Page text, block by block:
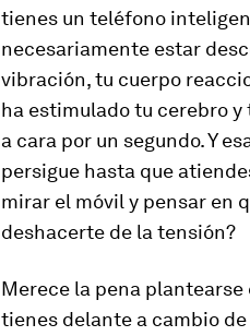
tienes un teléfono
necesariamente estar
vibración, tu cuerpo
ha estimulado tu cerebro
a cara por un segundo. Y
persigue hasta que
mirar el móvil y pensar en
deshacerte de la tensión?
Merece la pena
tienes delante a cambio